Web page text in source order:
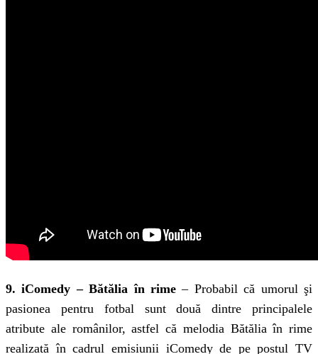
9. iComedy – Bătălia în rime – Probabil că umorul şi
pasionea pentru fotbal sunt două dintre principalele
atribute ale românilor, astfel că melodia Bătălia în rime
realizată în cadrul emisiunii iComedy de pe postul TV